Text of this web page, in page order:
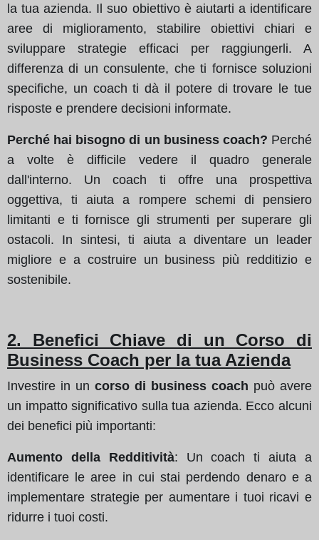
la tua azienda. Il suo obiettivo è aiutarti a identificare
aree di miglioramento, stabilire obiettivi chiari e
sviluppare strategie efficaci per raggiungerli. A
differenza di un consulente, che ti fornisce soluzioni
specifiche, un coach ti dà il potere di trovare le tue
risposte e prendere decisioni informate.
Perché hai bisogno di un business coach? Perché
a volte è difficile vedere il quadro generale
dall'interno. Un coach ti offre una prospettiva
oggettiva, ti aiuta a rompere schemi di pensiero
limitanti e ti fornisce gli strumenti per superare gli
ostacoli. In sintesi, ti aiuta a diventare un leader
migliore e a costruire un business più redditizio e
sostenibile.
2. Benefici Chiave di un Corso di
Business Coach per la tua Azienda
Investire in un corso di business coach può avere
un impatto significativo sulla tua azienda. Ecco alcuni
dei benefici più importanti:
Aumento della Redditività: Un coach ti aiuta a
identificare le aree in cui stai perdendo denaro e a
implementare strategie per aumentare i tuoi ricavi e
ridurre i tuoi costi.